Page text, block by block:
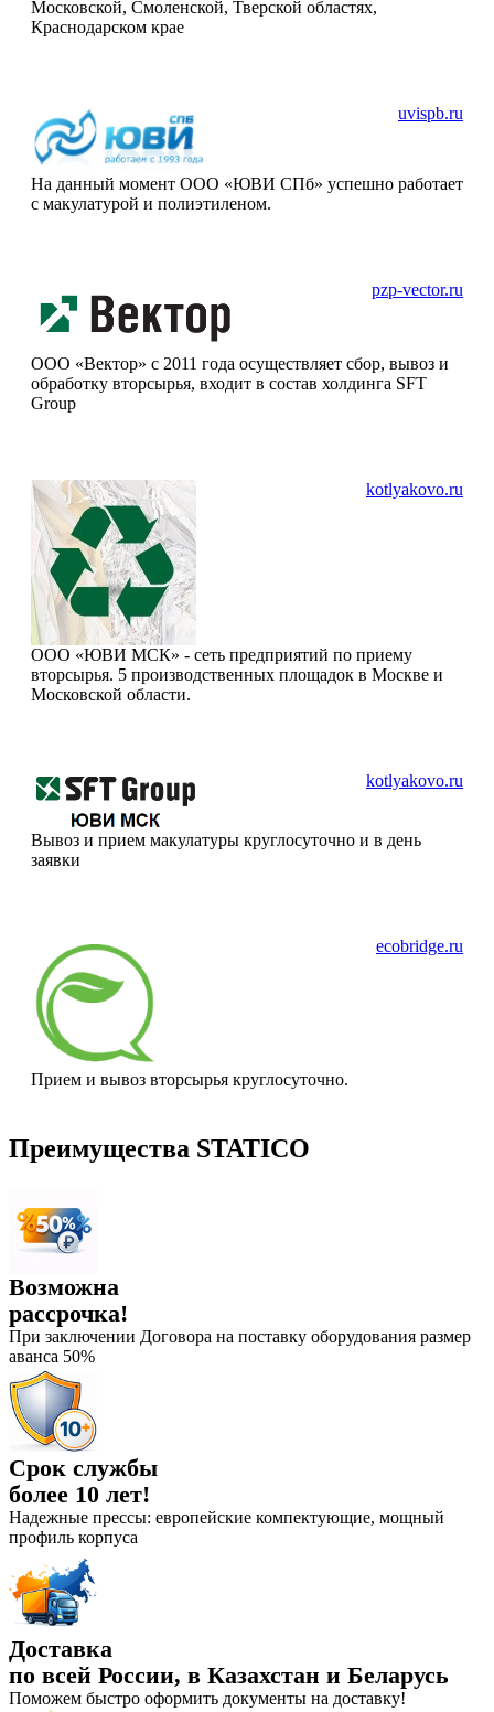
Московской, Смоленской, Тверской областях,
Краснодарском крае
uvispb.ru
На данный момент ООО «ЮВИ СПб» успешно работает
с макулатурой и полиэтиленом.
pzp-vector.ru
ООО «Вектор» с 2011 года осуществляет сбор, вывоз и
обработку вторсырья, входит в состав холдинга SFT
Group
kotlyakovo.ru
ООО «ЮВИ МСК» - сеть предприятий по приему
вторсырья. 5 производственных площадок в Москве и
Московской области.
kotlyakovo.ru
Вывоз и прием макулатуры круглосуточно и в день
заявки
ecobridge.ru
Прием и вывоз вторсырья круглосуточно.
Преимущества STATICO
Возможна
рассрочка!
При заключении Договора на поставку оборудования размер
аванса 50%
Срок службы
более 10 лет!
Надежные прессы: европейские компектующие, мощный
профиль корпуса
Доставка
по всей России, в Казахстан и Беларусь
Поможем быстро оформить документы на доставку!